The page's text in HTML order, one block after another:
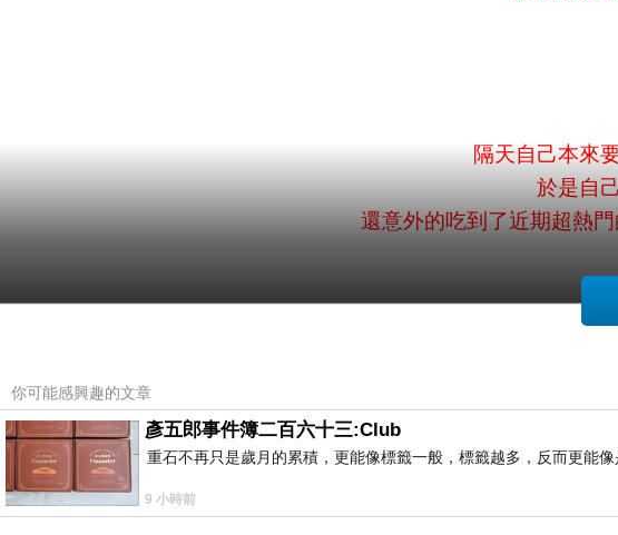
隔天自己本來
於是自
還意外的吃到了近期超熱
你可能感興趣的文章
彥五郎事件簿二百六十三:Club
重石不再只是歲月的累積，更能像標籤一般，標籤越多，反而更能
9 小時前